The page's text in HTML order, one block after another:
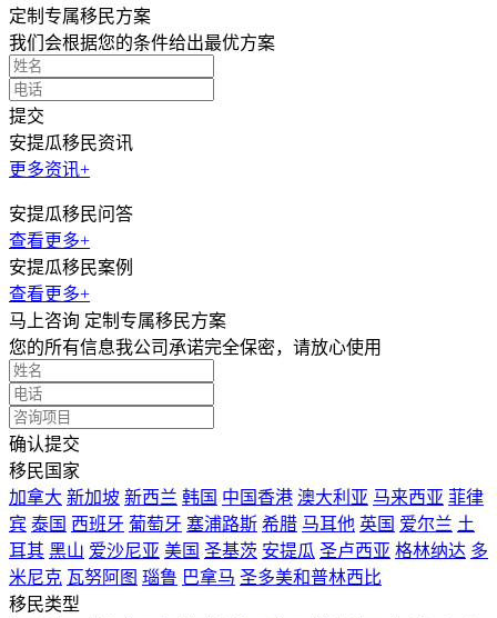
定制专属移民方案
我们会根据您的条件给出最优方案
提交
安提瓜移民资讯
更多资讯+
安提瓜移民问答
查看更多+
安提瓜移民案例
查看更多+
马上咨询 定制专属移民方案
您的所有信息我公司承诺完全保密，请放心使用
确认提交
移民国家
加拿大 新加坡 新西兰 韩国 中国香港 澳大利亚 马来西亚 菲律
宾 泰国 西班牙 葡萄牙 塞浦路斯 希腊 马耳他 英国 爱尔兰 土
耳其 黑山 爱沙尼亚 美国 圣基茨 安提瓜 圣卢西亚 格林纳达 多
米尼克 瓦努阿图 瑙鲁 巴拿马 圣多美和普林西比
移民类型